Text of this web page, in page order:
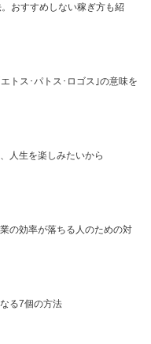
おすすめしない稼ぎ方も紹
トス･パトス･ロゴス｣の意味を
人生を楽しみたいから
の効率が落ちる人のための対
る7個の方法